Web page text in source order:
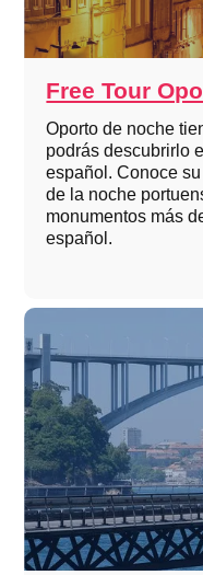
Free Tour
Oporto de noche
podrás descubrirlo
español. Conoce
de la noche
monumentos más
español.